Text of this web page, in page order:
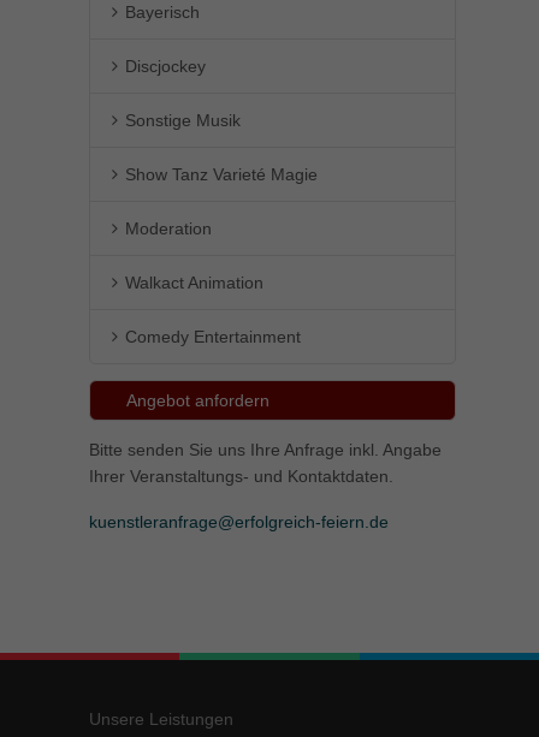
Bayerisch
Discjockey
Sonstige Musik
Show Tanz Varieté Magie
Moderation
Walkact Animation
Comedy Entertainment
Angebot anfordern
Bitte senden Sie uns Ihre Anfrage inkl. Angabe
Ihrer Veranstaltungs- und Kontaktdaten.
kuenstleranfrage@erfolgreich-feiern.de
Unsere Leistungen